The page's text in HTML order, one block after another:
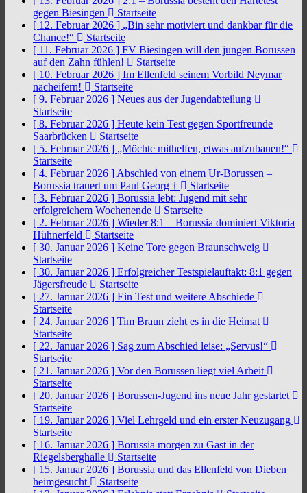
gegen Biesingen
Startseite
[ 12. Februar 2026 ] „Bin sehr motiviert und dankbar für die
Chance!“
Startseite
[ 11. Februar 2026 ] FV Biesingen will den jungen Borussen
auf den Zahn fühlen!
Startseite
[ 10. Februar 2026 ] Im Ellenfeld seinem Vorbild Neymar
nacheifern!
Startseite
[ 9. Februar 2026 ] Neues aus der Jugendabteilung
Startseite
[ 8. Februar 2026 ] Heute kein Test gegen Sportfreunde
Saarbrücken
Startseite
[ 5. Februar 2026 ] „Möchte mithelfen, etwas aufzubauen!“
Startseite
[ 4. Februar 2026 ] Abschied von einem Ur-Borussen –
Borussia trauert um Paul Georg †
Startseite
[ 3. Februar 2026 ] Borussia lebt: Jugend mit sehr
erfolgreichem Wochenende
Startseite
[ 2. Februar 2026 ] Wieder 8:1 – Borussia dominiert Viktoria
Hühnerfeld
Startseite
[ 30. Januar 2026 ] Keine Tore gegen Braunschweig
Startseite
[ 30. Januar 2026 ] Erfolgreicher Testspielauftakt: 8:1 gegen
Jägersfreude
Startseite
[ 27. Januar 2026 ] Ein Test und weitere Abschiede
Startseite
[ 24. Januar 2026 ] Tim Braun zieht es in die Heimat
Startseite
[ 22. Januar 2026 ] Sag zum Abschied leise: „Servus!“
Startseite
[ 21. Januar 2026 ] Vor den Borussen liegt viel Arbeit
Startseite
[ 20. Januar 2026 ] Borussen-Jugend ins neue Jahr gestartet
Startseite
[ 19. Januar 2026 ] Viel Lehrgeld und ein erster Neuzugang
Startseite
[ 16. Januar 2026 ] Borussia morgen zu Gast in der
Riegelsberghalle
Startseite
[ 15. Januar 2026 ] Borussia und das Ellenfeld von Dieben
heimgesucht
Startseite